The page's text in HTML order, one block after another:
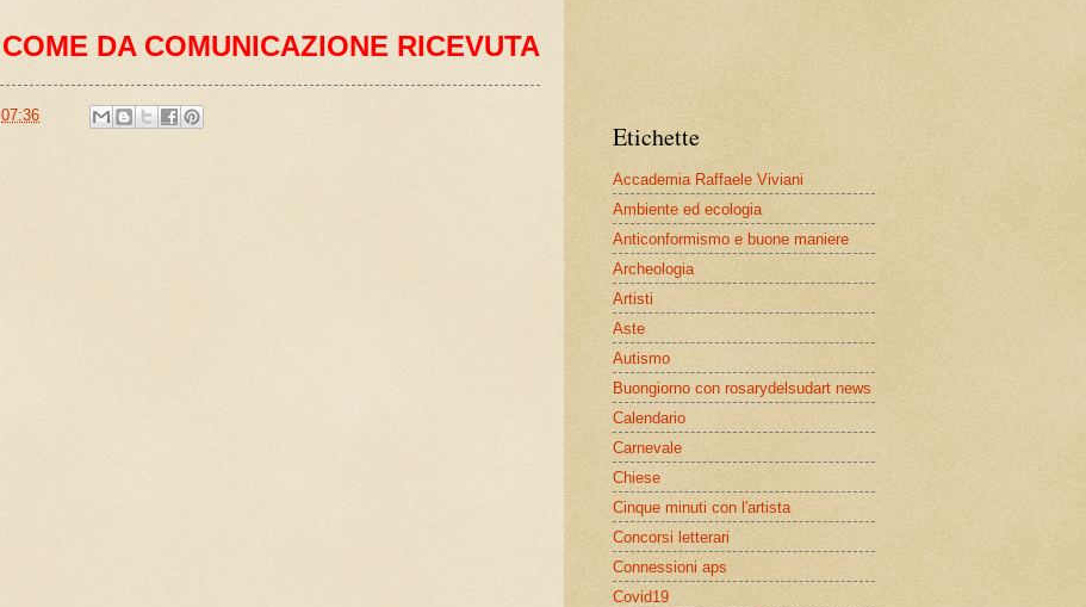
COME DA COMUNICAZIONE RICEVUTA
07:36
Etichette
Accademia Raffaele Viviani
Ambiente ed ecologia
Anticonformismo e buone maniere
Archeologia
Artisti
Aste
Autismo
Buongiorno con rosarydelsudart news
Calendario
Carnevale
Chiese
Cinque minuti con l'artista
Concorsi letterari
Connessioni aps
Covid19